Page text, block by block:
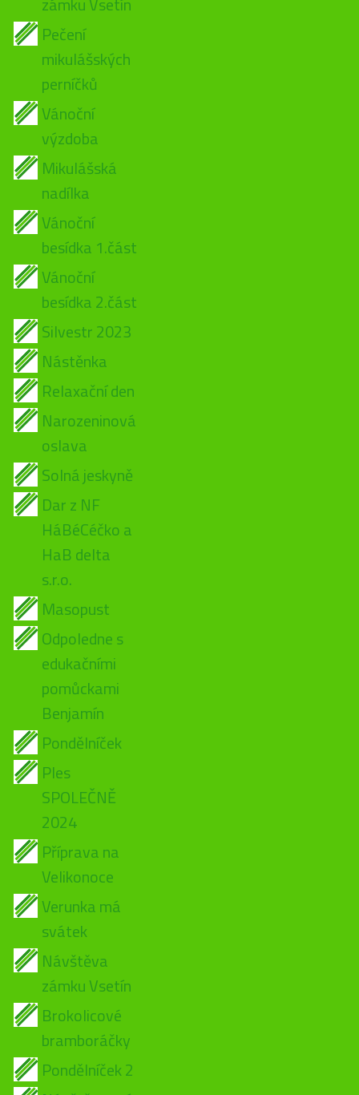
Pečení
mikulášských
perníčků
Vánoční
výzdoba
Mikulášská
nadílka
Vánoční
besídka 1.část
Vánoční
besídka 2.část
Silvestr 2023
Nástěnka
Relaxační den
Narozeninová
oslava
Solná jeskyně
Dar z NF
HáBéCéčko a
HaB delta
s.r.o.
Masopust
Odpoledne s
edukačními
pomůckami
Benjamín
Pondělníček
Ples
SPOLEČNĚ
2024
Příprava na
Velikonoce
Verunka má
svátek
Návštěva
zámku Vsetín
Brokolicové
bramboráčky
Pondělníček 2